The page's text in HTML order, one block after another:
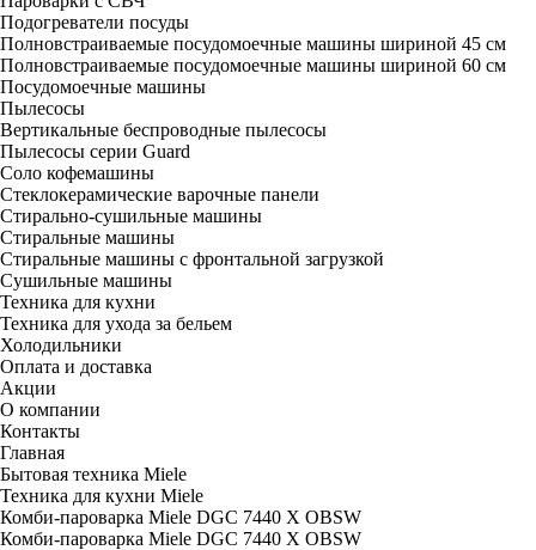
Подогреватели посуды
Полновстраиваемые посудомоечные машины шириной 45 см
Полновстраиваемые посудомоечные машины шириной 60 см
Посудомоечные машины
Пылесосы
Вертикальные беспроводные пылесосы
Пылесосы серии Guard
Соло кофемашины
Стеклокерамические варочные панели
Стирально-сушильные машины
Стиральные машины
Стиральные машины с фронтальной загрузкой
Сушильные машины
Техника для кухни
Техника для ухода за бельем
Холодильники
Оплата и доставка
Акции
О компании
Контакты
Главная
Бытовая техника Miele
Техника для кухни Miele
Комби-пароварка Miele DGC 7440 X OBSW
Комби-пароварка Miele DGC 7440 X OBSW